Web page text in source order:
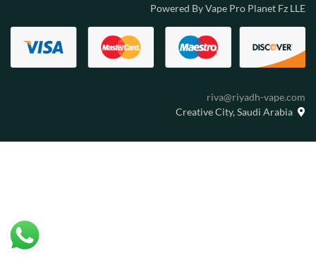
Powered By Vape Pro Planet Fz LLE
riva@riyadh-vape.com